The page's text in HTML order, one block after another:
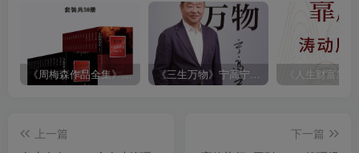
《周梅森作品全集》[共30册] 《三生万物》宁高宁（epub+mobi+azw3+pdf）
上一篇
下一篇